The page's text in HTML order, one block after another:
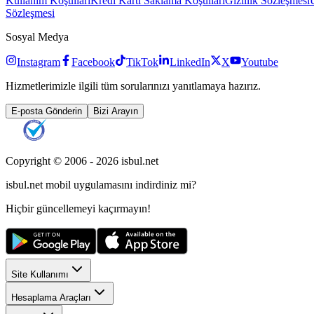
Sözleşmesi
Sosyal Medya
Instagram Facebook TikTok LinkedIn X
Youtube
Hizmetlerimizle ilgili tüm sorularınızı yanıtlamaya hazırız.
E-posta Gönderin Bizi Arayın
Copyright © 2006 - 2026 isbul.net
isbul.net mobil uygulamasını indirdiniz mi?
Hiçbir güncellemeyi kaçırmayın!
Site Kullanımı
Hesaplama Araçları